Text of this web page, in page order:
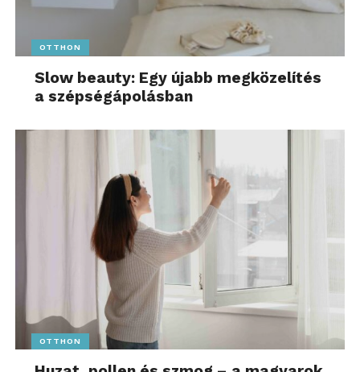
OTTHON
Slow beauty: Egy újabb megközelítés
a szépségápolásban
OTTHON